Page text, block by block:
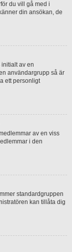
du vill gå med i
din ansökan, de
av en
användargrupp så är
ett personligt
av en viss
i den
standardgruppen
kan tillåta dig